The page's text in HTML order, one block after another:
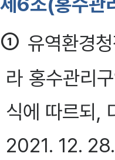
① 유역환경
라 홍수관리
식에 따르되,
2021. 12.